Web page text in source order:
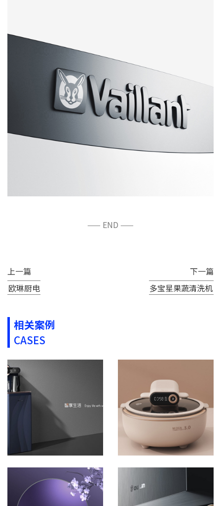
—— END ——
上一篇
欧琳厨电
下一篇
多宝星果蔬清洗机
相关案例
CASES